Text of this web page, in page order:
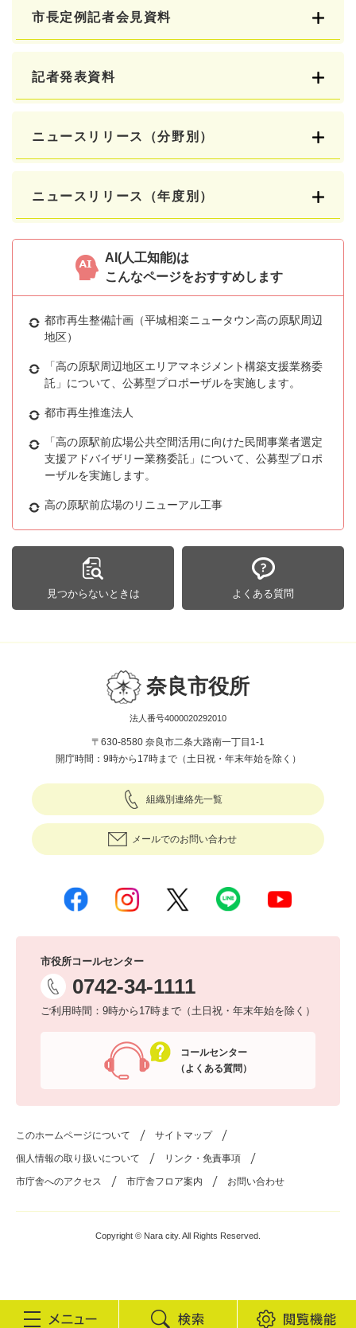
市長定例記者会見資料
記者発表資料
ニュースリリース（分野別）
ニュースリリース（年度別）
AI(人工知能)は
こんなページをおすすめします
都市再生整備計画（平城相楽ニュータウン高の原駅周辺
地区）
「高の原駅周辺地区エリアマネジメント構築支援業務委
託」について、公募型プロポーザルを実施します。
都市再生推進法人
「高の原駅前広場公共空間活用に向けた民間事業者選定
支援アドバイザリー業務委託」について、公募型プロポ
ーザルを実施します。
高の原駅前広場のリニューアル工事
見つからないときは よくある質問
奈良市役所
法人番号4000020292010
〒630-8580 奈良市二条大路南一丁目1-1
開庁時間：9時から17時まで（土日祝・年末年始を除く）
組織別連絡先一覧
メールでのお問い合わせ
市役所コールセンター
0742-34-1111
ご利用時間：9時から17時まで（土日祝・年末年始を除く）
コールセンター
（よくある質問）
このホームページについて サイトマップ
個人情報の取り扱いについて リンク・免責事項
市庁舎へのアクセス 市庁舎フロア案内 お問い合わせ
Copyright © Nara city. All Rights Reserved.